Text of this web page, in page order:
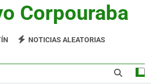
de Auto de Inicio de Trámite
CITACIONES
Corpouraba
NOTICIAS ALEATORIAS